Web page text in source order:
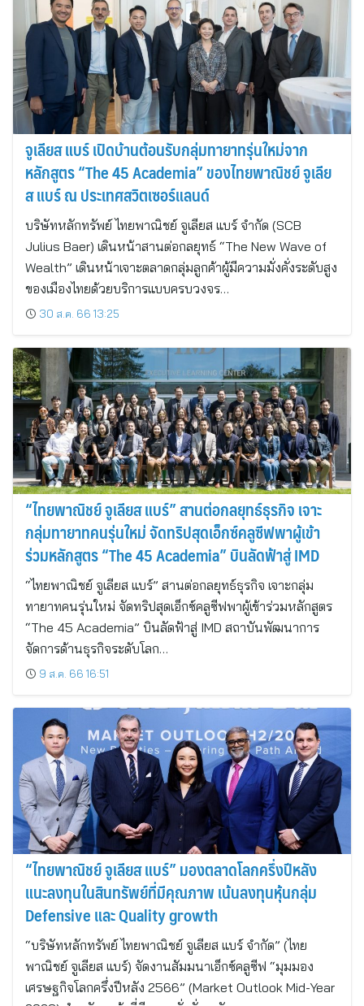
จูเลียส แบร์ เปิดบ้านต้อนรับกลุ่มทายาทรุ่นใหม่จาก
หลักสูตร “The 45 Academia” ของไทยพาณิชย์ จูเลีย
ส แบร์ ณ ประเทศสวิตเซอร์แลนด์
บริษัทหลักทรัพย์ ไทยพาณิชย์ จูเลียส แบร์ จำกัด (SCB
Julius Baer) เดินหน้าสานต่อกลยุทธ์ “The New Wave of
Wealth” เดินหน้าเจาะตลาดกลุ่มลูกค้าผู้มีความมั่งคั่งระดับสูง
ของเมืองไทยด้วยบริการแบบครบวงจร…
30 ส.ค. 66 13:25
“ไทยพาณิชย์ จูเลียส แบร์” สานต่อกลยุทธ์ธุรกิจ เจาะ
กลุ่มทายาทคนรุ่นใหม่ จัดทริปสุดเอ็กซ์คลูซีฟพาผู้เข้า
ร่วมหลักสูตร “The 45 Academia” บินลัดฟ้าสู่ IMD
“ไทยพาณิชย์ จูเลียส แบร์” สานต่อกลยุทธ์ธุรกิจ เจาะกลุ่ม
ทายาทคนรุ่นใหม่ จัดทริปสุดเอ็กซ์คลูซีฟพาผู้เข้าร่วมหลักสูตร
“The 45 Academia” บินลัดฟ้าสู่ IMD สถาบันพัฒนาการ
จัดการด้านธุรกิจระดับโลก…
9 ส.ค. 66 16:51
“ไทยพาณิชย์ จูเลียส แบร์” มองตลาดโลกครึ่งปีหลัง
แนะลงทุนในสินทรัพย์ที่มีคุณภาพ เน้นลงทุนหุ้นกลุ่ม
Defensive และ Quality growth
“บริษัทหลักทรัพย์ ไทยพาณิชย์ จูเลียส แบร์ จำกัด” (ไทย
พาณิชย์ จูเลียส แบร์) จัดงานสัมมนาเอ็กซ์คลูซีฟ “มุมมอง
เศรษฐกิจโลกครึ่งปีหลัง 2566” (Market Outlook Mid-Year